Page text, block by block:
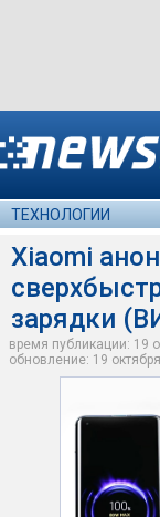
ТЕХНОЛОГИИ
Xiaomi
зарядки
время публикации: 19
обновление: 19